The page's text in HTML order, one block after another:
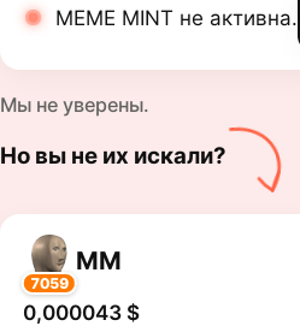
MEME MINT не активна.
Мы не уверены.
Но вы не их искали?
7059
MM
0,000043 $